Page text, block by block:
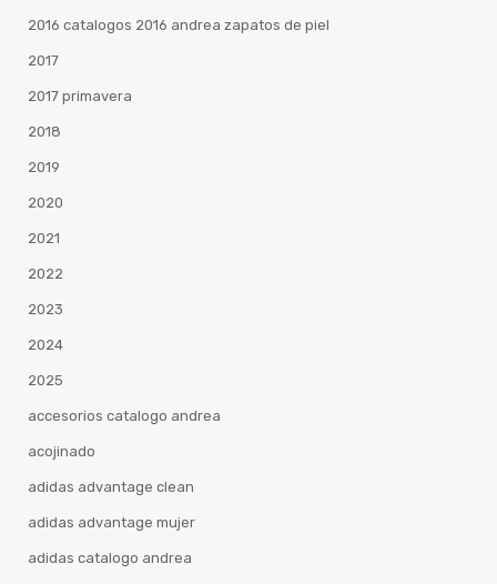
2016 catalogos 2016 andrea zapatos de piel
2017
2017 primavera
2018
2019
2020
2021
2022
2023
2024
2025
accesorios catalogo andrea
acojinado
adidas advantage clean
adidas advantage mujer
adidas catalogo andrea